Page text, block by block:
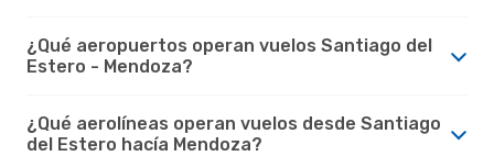
¿Qué aeropuertos operan vuelos Santiago del
Estero - Mendoza?
¿Qué aerolíneas operan vuelos desde Santiago
del Estero hacía Mendoza?